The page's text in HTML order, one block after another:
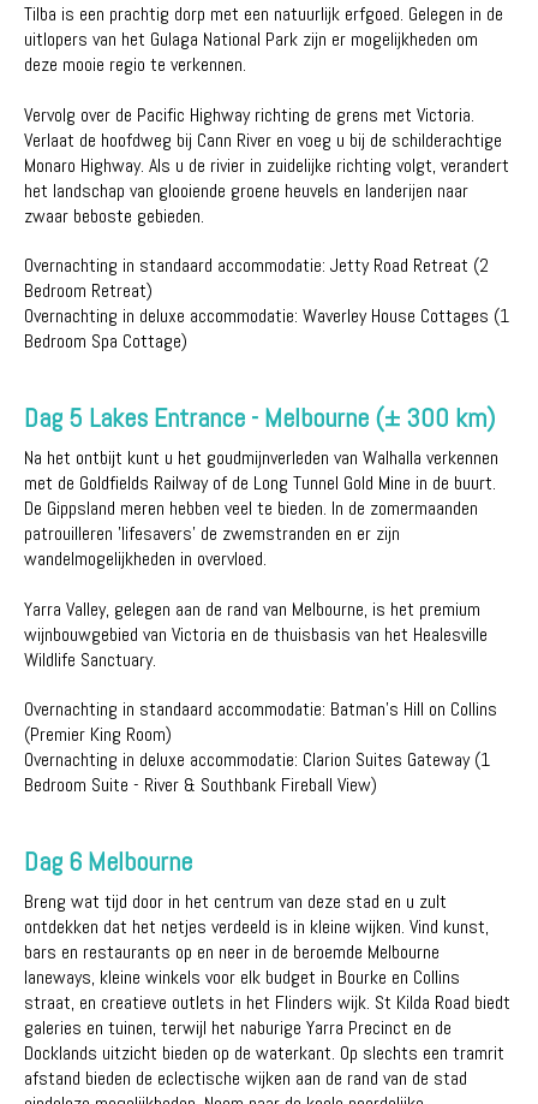
Tilba is een prachtig dorp met een natuurlijk erfgoed. Gelegen in de
uitlopers van het Gulaga National Park zijn er mogelijkheden om
deze mooie regio te verkennen.
Vervolg over de Pacific Highway richting de grens met Victoria.
Verlaat de hoofdweg bij Cann River en voeg u bij de schilderachtige
Monaro Highway. Als u de rivier in zuidelijke richting volgt, verandert
het landschap van glooiende groene heuvels en landerijen naar
zwaar beboste gebieden.
Overnachting in standaard accommodatie: Jetty Road Retreat (2
Bedroom Retreat)
Overnachting in deluxe accommodatie: Waverley House Cottages (1
Bedroom Spa Cottage)
Dag 5 Lakes Entrance - Melbourne (± 300 km)
Na het ontbijt kunt u het goudmijnverleden van Walhalla verkennen
met de Goldfields Railway of de Long Tunnel Gold Mine in de buurt.
De Gippsland meren hebben veel te bieden. In de zomermaanden
patrouilleren 'lifesavers' de zwemstranden en er zijn
wandelmogelijkheden in overvloed.
Yarra Valley, gelegen aan de rand van Melbourne, is het premium
wijnbouwgebied van Victoria en de thuisbasis van het Healesville
Wildlife Sanctuary.
Overnachting in standaard accommodatie: Batman's Hill on Collins
(Premier King Room)
Overnachting in deluxe accommodatie: Clarion Suites Gateway (1
Bedroom Suite - River & Southbank Fireball View)
Dag 6 Melbourne
Breng wat tijd door in het centrum van deze stad en u zult
ontdekken dat het netjes verdeeld is in kleine wijken. Vind kunst,
bars en restaurants op en neer in de beroemde Melbourne
laneways, kleine winkels voor elk budget in Bourke en Collins
straat, en creatieve outlets in het Flinders wijk. St Kilda Road biedt
galeries en tuinen, terwijl het naburige Yarra Precinct en de
Docklands uitzicht bieden op de waterkant. Op slechts een tramrit
afstand bieden de eclectische wijken aan de rand van de stad